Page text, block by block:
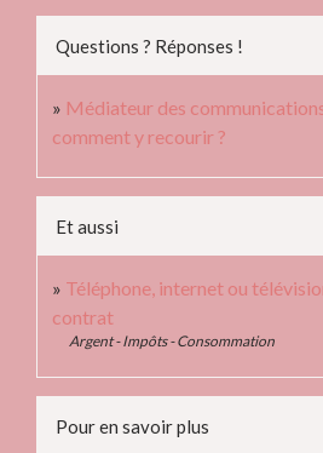
Questions ? Réponses !
Médiateur des
comment y recourir ?
Et aussi
Téléphone, internet ou
contrat
Argent - Impôts - Consommation
Pour en savoir plus